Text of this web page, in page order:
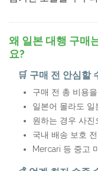
왜 일본 대행 구매
요?
🛒 구매 전 안심할
구매 전 총 비용
일본어 몰라도 일
원하는 경우 사
국내 배송 보호
Mercari 등 중고